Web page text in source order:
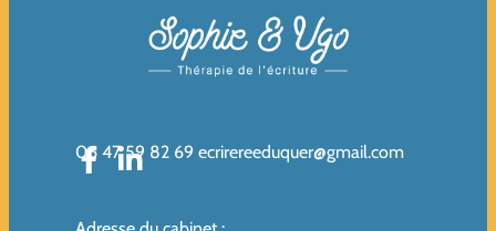
06 47 59 82 69 ecrirereeduquer@gmail.com